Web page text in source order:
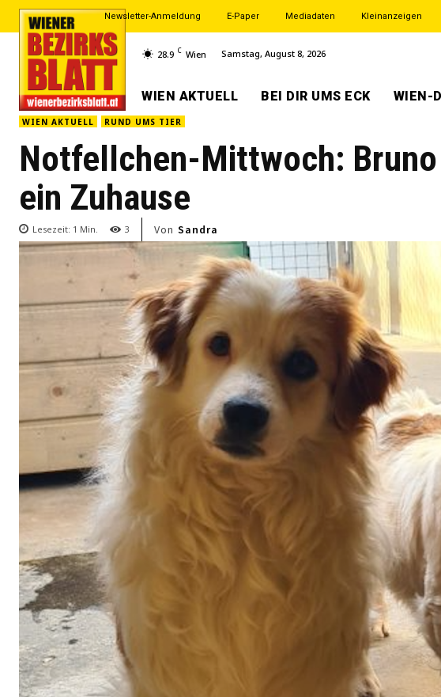
Newsletter-Anmeldung E-Paper Mediadaten Kleinanzeigen
28.9 C Wien Samstag, August 8, 2026
WIEN AKTUELL BEI DIR UMS ECK WIEN-
WIEN AKTUELL RUND UMS TIER
Notfellchen-Mittwoch:
ein Zuhause
Lesezeit: 1 Min. 3 Von Sandra